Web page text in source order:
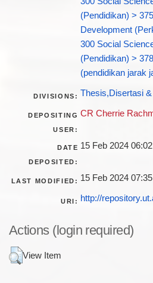
(Pendidikan) >
Development
300 Social
(Pendidikan) >
(pendidikan jarak
DIVISIONS: Thesis,Disertasi
DEPOSITING
USER:
CR Cherrie
DATE
DEPOSITED:
15 Feb 2024 06:02
LAST MODIFIED: 15 Feb 2024 07:35
URI: http://
Actions (login required)
View Item